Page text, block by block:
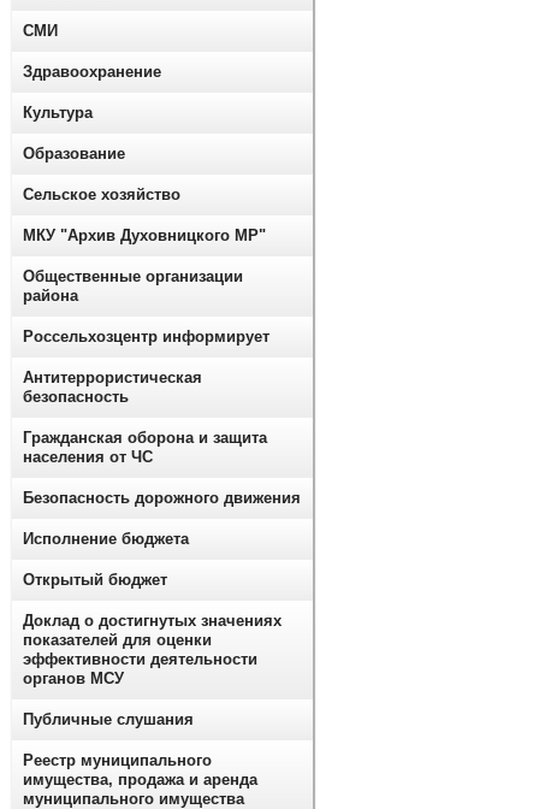
СМИ
Здравоохранение
Культура
Образование
Сельское хозяйство
МКУ "Архив Духовницкого МР"
Общественные организации
района
Россельхозцентр информирует
Антитеррористическая
безопасность
Гражданская оборона и защита
населения от ЧС
Безопасность дорожного движения
Исполнение бюджета
Открытый бюджет
Доклад о достигнутых значениях
показателей для оценки
эффективности деятельности
органов МСУ
Публичные слушания
Реестр муниципального
имущества, продажа и аренда
муниципального имущества